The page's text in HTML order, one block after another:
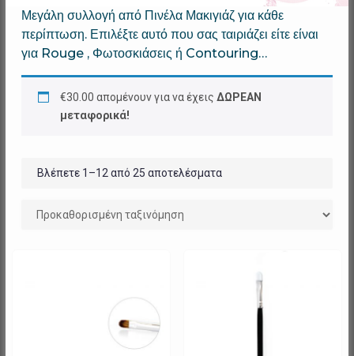
Μεγάλη συλλογή από Πινέλα Μακιγιάζ για κάθε
περίπτωση. Επιλέξτε αυτό που σας ταιριάζει είτε είναι
για Rouge , Φωτοσκιάσεις ή Contouring…
€30.00 απομένουν για να έχεις ΔΩΡΕΑΝ
μεταφορικά!
Βλέπετε 1–12 από 25 αποτελέσματα